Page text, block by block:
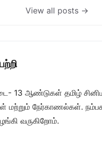
View all posts →
13 ஆண்டுகள் தமிழ்
மற்றும் நேர்காணல்கள்.
வருகிறோம்.